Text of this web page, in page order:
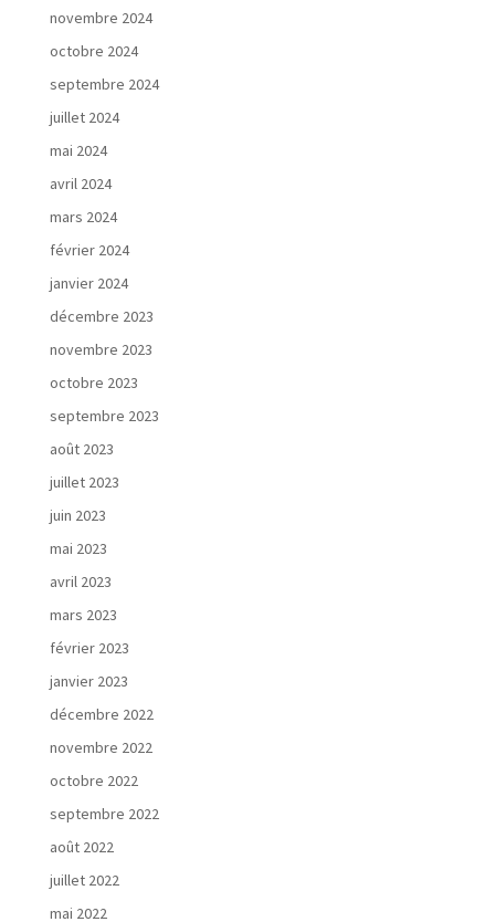
novembre 2024
octobre 2024
septembre 2024
juillet 2024
mai 2024
avril 2024
mars 2024
février 2024
janvier 2024
décembre 2023
novembre 2023
octobre 2023
septembre 2023
août 2023
juillet 2023
juin 2023
mai 2023
avril 2023
mars 2023
février 2023
janvier 2023
décembre 2022
novembre 2022
octobre 2022
septembre 2022
août 2022
juillet 2022
mai 2022